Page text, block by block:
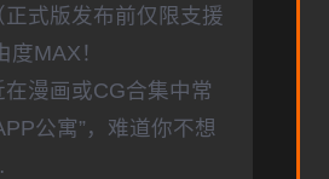
正式版发布前仅限支援
度MAX！
漫画或CG合集中常
公寓”，难道你不想